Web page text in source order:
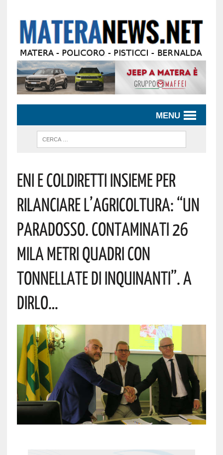
MENU
Eni E Coldiretti Insieme Per
Rilanciare L’agricoltura: “Un
Paradosso. Contaminati 26
Mila Metri Quadri Con
Tonnellate Di Inquinanti”. A
Dirlo…